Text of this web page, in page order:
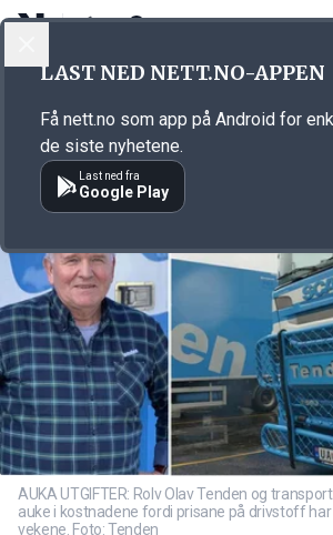
Annonsørinnhold
AUKA UTGIFTER: Rolv Olav Tenden og
auke i kostnadene fordi prisane på drivstoff
vekene. Foto: Tenden
LAST NED NETT.NO-APPEN
Få nett.no som app på Android for
de siste nyhetene.
Last ned fra
Google Play